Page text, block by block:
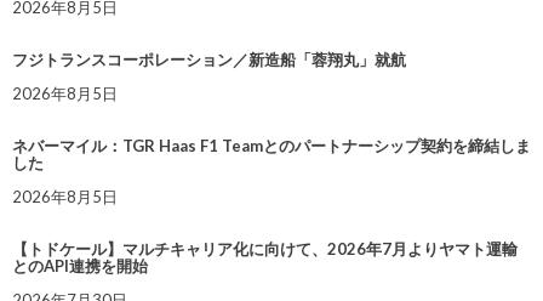
2026年8月5日
フジトランスコーポレーション／新造船「蓉翔丸」就航
2026年8月5日
ネバーマイル：TGR Haas F1 Teamとのパートナーシップ契約を締結しま
した
2026年8月5日
【トドケール】マルチキャリア化に向けて、2026年7月よりヤマト運輸
とのAPI連携を開始